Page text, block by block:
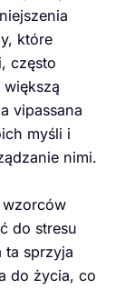
które
często
vipassana
myśli i
nimi.
do stresu
ta sprzyja
do życia, co